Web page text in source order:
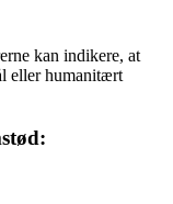
kan indikere, at
eller humanitært